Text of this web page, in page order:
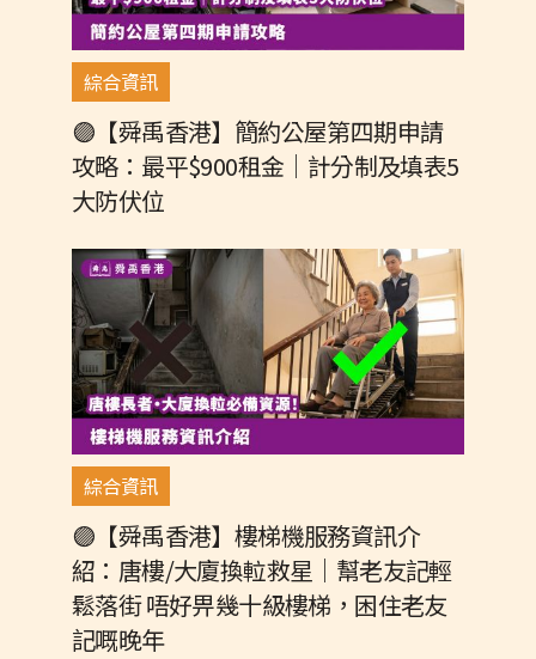
綜合資訊
🟣【舜禹香港】簡約公屋第四期申請
攻略：最平$900租金｜計分制及填表5
大防伏位
綜合資訊
🟣【舜禹香港】樓梯機服務資訊介
紹：唐樓/大廈換𨋢救星｜幫老友記輕
鬆落街 唔好畀幾十級樓梯，困住老友
記嘅晚年